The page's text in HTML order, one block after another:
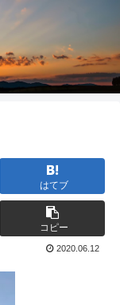
はてブ
コピー
2020.06.12